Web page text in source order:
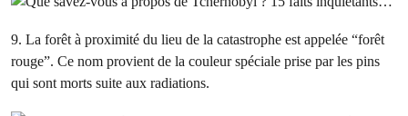
9. La forêt à proximité du lieu de la catastrophe est appelée “forêt
rouge”. Ce nom provient de la couleur spéciale prise par les pins
qui sont morts suite aux radiations.